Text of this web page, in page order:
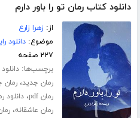
دانلود کتاب رمان تو را باور دارم
از:زهرا زارع
موضوع:دانلود
۲۲۷ صفحه
برچسب‌ها:
رمان جدید،رمان
رمان pdf ،دانلود
رمان عاشقانه،